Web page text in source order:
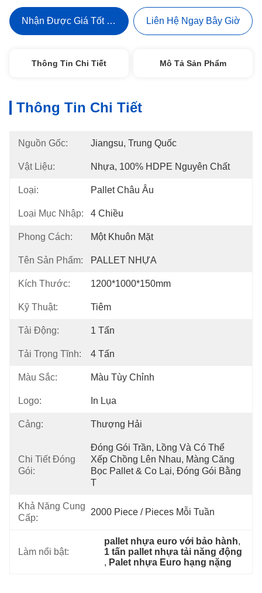
Nhận Được Giá Tốt Nhất Liên Hệ Ngay Bây Giờ
Thông Tin Chi Tiết Mô Tả Sản Phẩm
Thông Tin Chi Tiết
Nguồn Gốc: Jiangsu, Trung Quốc
Vật Liệu: Nhựa, 100% HDPE Nguyên Chất
Loại: Pallet Châu Âu
Loại Mục Nhập: 4 Chiều
Phong Cách: Một Khuôn Mặt
Tên Sản Phẩm: PALLET NHỰA
Kích Thước: 1200*1000*150mm
Kỹ Thuật: Tiêm
Tải Động: 1 Tấn
Tải Trọng Tĩnh: 4 Tấn
Màu Sắc: Màu Tùy Chỉnh
Logo: In Lụa
Cảng: Thượng Hải
Chi Tiết Đóng
Gói:
Đóng Gói Trần, Lồng Và Có Thể
Xếp Chồng Lên Nhau, Màng Căng
Bọc Pallet & Co Lại, Đóng Gói Bằng
T
Khả Năng Cung
Cấp:
2000 Piece / Pieces Mỗi Tuần
Làm nổi bật:
pallet nhựa euro với bảo hành
1 tấn pallet nhựa tải năng động
, Palet nhựa Euro hạng nặng